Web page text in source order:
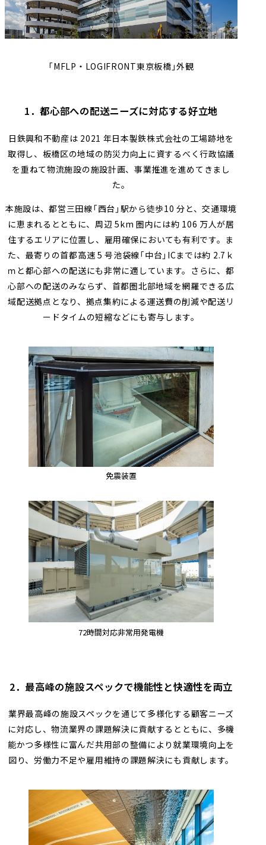
「 MFLP ・ LOGIFRONT東京板橋」外観
1．都心部への配送ニーズに対応する好立地
日鉄興和不動産は 2021 年日本製鉄株式会社の工場跡地を
取得し、板橋区の地域の防災力向上に資するべく行政協議
を重ねて物流施設の施設計画、事業推進を進めてきまし
た。
本施設は、都営三田線「西台」駅から徒歩10分と、交通環境
に恵まれるとともに、周辺 5km 圏内には約 106 万人が居
住するエリアに位置し、雇用確保においても有利です。ま
た、最寄りの首都高速 5号池袋線「中台」 ICまでは約 2.7 ｋ
ｍと都心部への配送にも非常に適しています。さらに、都
心部への配送のみならず、首都圏北部地域を網羅できる広
域配送拠点となり、拠点集約による運送費の削減や配送リ
ードタイムの短縮などにも寄与します。
免震装置
72時間対応非常用発電機
2．最高峰の施設スペックで機能性と快適性を両立
業界最高峰の施設スペックを通じて多様化する顧客ニーズ
に対応し、物流業界の課題解決に貢献するとともに、多機
能かつ多様性に富んだ共用部の整備により就業環境向上を
図り、労働力不足や雇用維持の課題解決にも貢献します。